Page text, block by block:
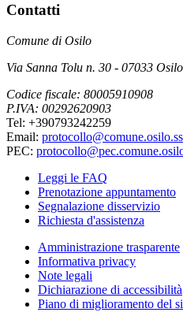
Contatti
Comune di Osilo
Via Sanna Tolu n. 30 - 07033
Codice fiscale: 80005910908
P.IVA: 00292620903
Tel: +390793242259
Email:
PEC:
Leggi le FAQ
Prenotazione appuntamento
Segnalazione disservizio
Richiesta d'assistenza
Amministrazione trasparente
Informativa privacy
Note legali
Dichiarazione di accessibilità
Piano di miglioramento del